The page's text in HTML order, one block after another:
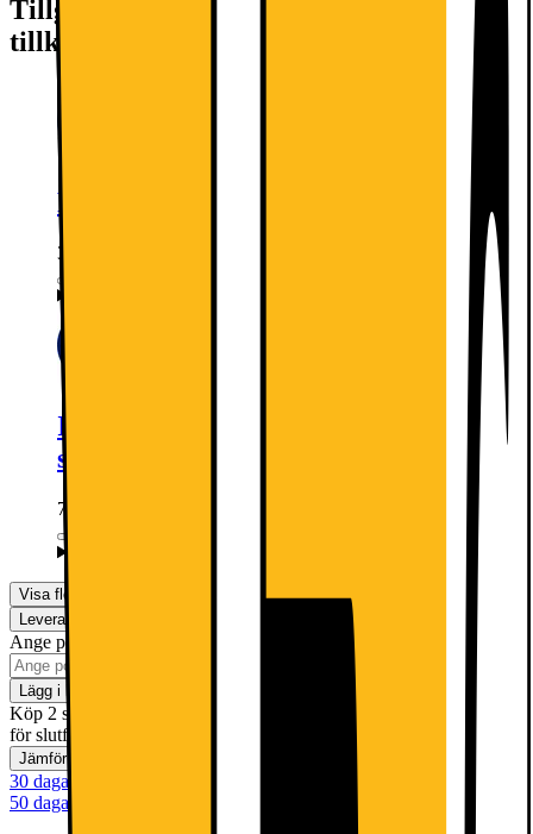
Tillgängliga tjänster: (fraktkostnad kan
tillkomma)
Retur av gammal produkt (elavfall)
349.-
Installation av kylskåp (gäller EJ
side-by-side)
749.-
Visa fler
Leverans
Ange postnummer för leveransinformation
Lägg i kundvagn
Köp 2 spara 20%! Gäller t.o.m. söndag 9 augusti med reservation
för slutförsäljning
Jämför
30 dagars öppet köp
50 dagars öppet köp för klubbmedlemmar